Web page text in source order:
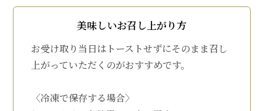
美味しいお召し上がり方
お受け取り当日はトーストせずにそのまま召し
上がっていただくのがおすすめです。
〈冷凍で保存する場合〉